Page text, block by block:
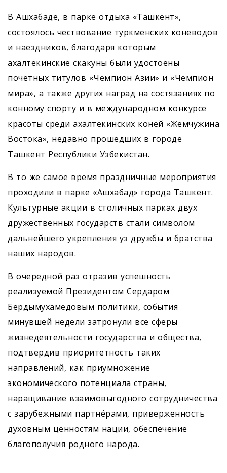
В Ашхабаде, в парке отдыха «Ташкент»,
состоялось чествование туркменских коневодов
и наездников, благодаря которым
ахалтекинские скакуны были удостоены
почётных титулов «Чемпион Азии» и «Чемпион
мира», а также других наград на состязаниях по
конному спорту и в международном конкурсе
красоты среди ахалтекинских коней «Жемчужина
Востока», недавно прошедших в городе
Ташкент Республики Узбекистан.
В то же самое время праздничные мероприятия
проходили в парке «Ашхабад» города Ташкент.
Культурные акции в столичных парках двух
дружественных государств стали символом
дальнейшего укрепления уз дружбы и братства
наших народов.
В очередной раз отразив успешность
реализуемой Президентом Сердаром
Бердымухамедовым политики, события
минувшей недели затронули все сферы
жизнедеятельности государства и общества,
подтвердив приоритетность таких
направлений, как приумножение
экономического потенциала страны,
наращивание взаимовыгодного сотрудничества
с зарубежными партнёрами, приверженность
духовным ценностям нации, обеспечение
благополучия родного народа.